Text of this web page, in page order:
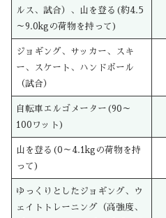
ルス、試合）、山を登る(約4.5
～9.0kgの荷物を持って)
ジョギング、サッカー、スキ
ー、スケート、ハンドボール
（試合）
自転車エルゴメーター(90～
100ワット)
山を登る(0～4.1kgの荷物を持
って)
ゆっくりとしたジョギング、ウ
ェイトトレーニング（高強度、